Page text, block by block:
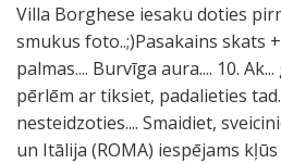
Villa Borghese iesaku doties
smukus foto..;)Pasakains skats
palmas.... Burvīga aura.... 10.
pērlēm ar tiksiet, padalieties
nesteidzoties.... Smaidiet,
un Itālija (ROMA) iespējams